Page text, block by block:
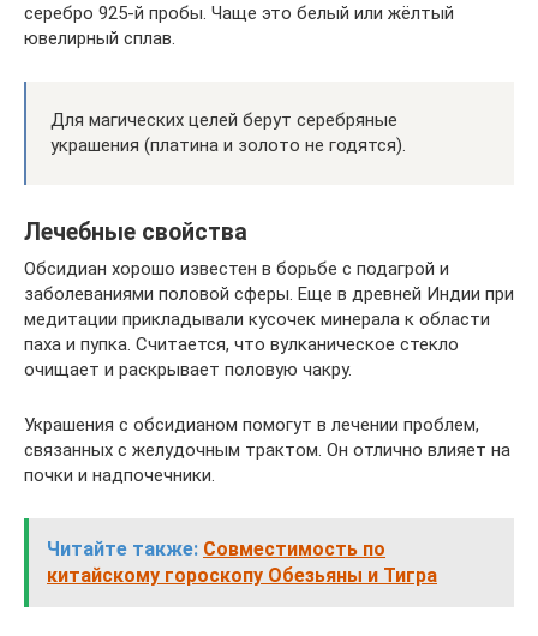
серебро 925-й пробы. Чаще это белый или жёлтый
ювелирный сплав.
Для магических целей берут серебряные
украшения (платина и золото не годятся).
Лечебные свойства
Обсидиан хорошо известен в борьбе с подагрой и
заболеваниями половой сферы. Еще в древней Индии при
медитации прикладывали кусочек минерала к области
паха и пупка. Считается, что вулканическое стекло
очищает и раскрывает половую чакру.
Украшения с обсидианом помогут в лечении проблем,
связанных с желудочным трактом. Он отлично влияет на
почки и надпочечники.
Читайте также: Совместимость по
китайскому гороскопу Обезьяны и Тигра